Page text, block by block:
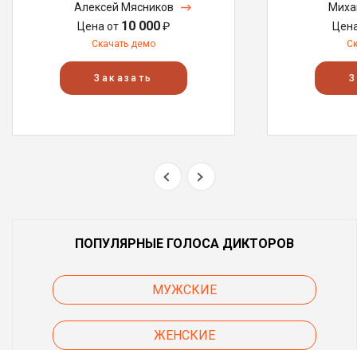
Алексей Мясников
Цена от 10 000₽
Скачать демо
Заказать
ПОПУЛЯРНЫЕ ГОЛОСА ДИКТОРОВ
МУЖСКИЕ
ЖЕНСКИЕ